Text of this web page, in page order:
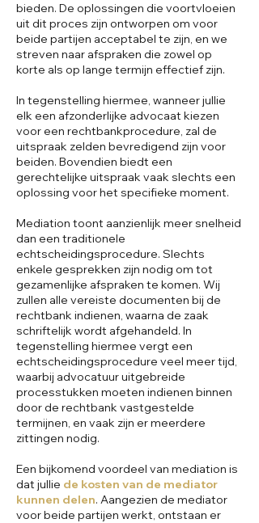
bieden. De oplossingen die voortvloeien
uit dit proces zijn ontworpen om voor
beide partijen acceptabel te zijn, en we
streven naar afspraken die zowel op
korte als op lange termijn effectief zijn.
In tegenstelling hiermee, wanneer jullie
elk een afzonderlijke advocaat kiezen
voor een rechtbankprocedure, zal de
uitspraak zelden bevredigend zijn voor
beiden. Bovendien biedt een
gerechtelijke uitspraak vaak slechts een
oplossing voor het specifieke moment.
Mediation toont aanzienlijk meer snelheid
dan een traditionele
echtscheidingsprocedure. Slechts
enkele gesprekken zijn nodig om tot
gezamenlijke afspraken te komen. Wij
zullen alle vereiste documenten bij de
rechtbank indienen, waarna de zaak
schriftelijk wordt afgehandeld. In
tegenstelling hiermee vergt een
echtscheidingsprocedure veel meer tijd,
waarbij advocatuur uitgebreide
processtukken moeten indienen binnen
door de rechtbank vastgestelde
termijnen, en vaak zijn er meerdere
zittingen nodig.
Een bijkomend voordeel van mediation is
dat jullie de kosten van de mediator
kunnen delen. Aangezien de mediator
voor beide partijen werkt, ontstaan er